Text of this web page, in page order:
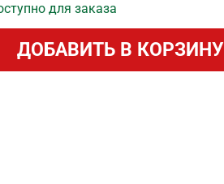
для заказа
ДОБАВИТЬ В КОРЗИНУ